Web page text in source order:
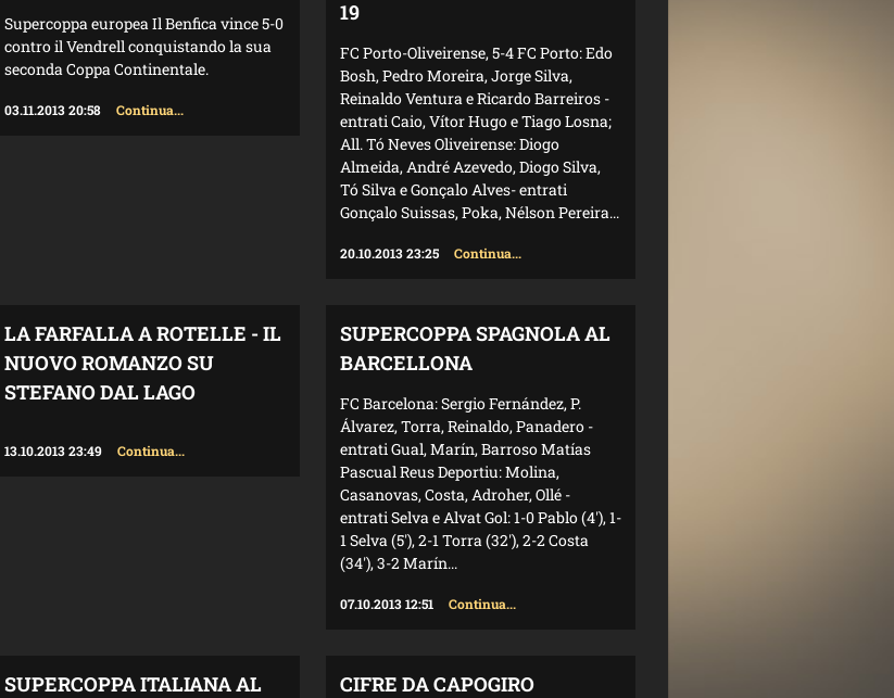
Supercoppa europea Il Benfica vince 5-0
contro il Vendrell conquistando la sua
seconda Coppa Continentale.
03.11.2013 20:58 Continua...
19
FC Porto-Oliveirense, 5-4 FC Porto: Edo
Bosh, Pedro Moreira, Jorge Silva,
Reinaldo Ventura e Ricardo Barreiros -
entrati Caio, Vítor Hugo e Tiago Losna;
All. Tó Neves Oliveirense: Diogo
Almeida, André Azevedo, Diogo Silva,
Tó Silva e Gonçalo Alves- entrati
Gonçalo Suissas, Poka, Nélson Pereira...
20.10.2013 23:25 Continua...
LA FARFALLA A ROTELLE - IL
NUOVO ROMANZO SU
STEFANO DAL LAGO
13.10.2013 23:49 Continua...
SUPERCOPPA SPAGNOLA AL
BARCELLONA
FC Barcelona: Sergio Fernández, P.
Álvarez, Torra, Reinaldo, Panadero -
entrati Gual, Marín, Barroso Matías
Pascual Reus Deportiu: Molina,
Casanovas, Costa, Adroher, Ollé -
entrati Selva e Alvat Gol: 1-0 Pablo (4'), 1-
1 Selva (5'), 2-1 Torra (32'), 2-2 Costa
(34'), 3-2 Marín...
07.10.2013 12:51 Continua...
SUPERCOPPA ITALIANA AL
CIFRE DA CAPOGIRO